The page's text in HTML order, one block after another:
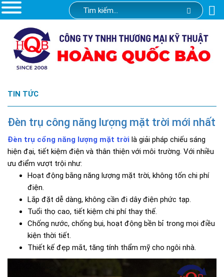
TIN TỨC
Đèn trụ công năng lượng mặt trời mới nhất
Đèn trụ cổng năng lượng mặt trời là giải pháp chiếu sáng
hiện đại, tiết kiệm điện và thân thiện với môi trường. Với nhiều
ưu điểm vượt trội như:
Hoạt động bằng năng lượng mặt trời, không tốn chi phí
điện.
Lắp đặt dễ dàng, không cần đi dây điện phức tạp.
Tuổi thọ cao, tiết kiệm chi phí thay thế.
Chống nước, chống bụi, hoạt động bền bỉ trong mọi điều
kiện thời tiết.
Thiết kế đẹp mắt, tăng tính thẩm mỹ cho ngôi nhà.